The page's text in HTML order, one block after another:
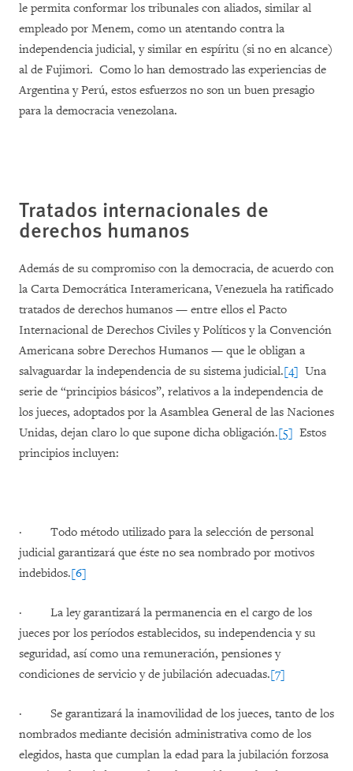
le permita conformar los tribunales con aliados, similar al
empleado por Menem, como un atentando contra la
independencia judicial, y similar en espíritu (si no en alcance)
al de Fujimori. Como lo han demostrado las experiencias de
Argentina y Perú, estos esfuerzos no son un buen presagio
para la democracia venezolana.
Tratados internacionales de
derechos humanos
Además de su compromiso con la democracia, de acuerdo con
la Carta Democrática Interamericana, Venezuela ha ratificado
tratados de derechos humanos — entre ellos el Pacto
Internacional de Derechos Civiles y Políticos y la Convención
Americana sobre Derechos Humanos — que le obligan a
salvaguardar la independencia de su sistema judicial.[4] Una
serie de “principios básicos”, relativos a la independencia de
los jueces, adoptados por la Asamblea General de las Naciones
Unidas, dejan claro lo que supone dicha obligación.[5] Estos
principios incluyen:
·
Todo método utilizado para la selección de personal
judicial garantizará que éste no sea nombrado por motivos
indebidos.[6]
·
La ley garantizará la permanencia en el cargo de los
jueces por los períodos establecidos, su independencia y su
seguridad, así como una remuneración, pensiones y
condiciones de servicio y de jubilación adecuadas.[7]
·
Se garantizará la inamovilidad de los jueces, tanto de los
nombrados mediante decisión administrativa como de los
elegidos, hasta que cumplan la edad para la jubilación forzosa